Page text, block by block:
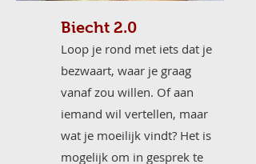
Biecht 2.0
Loop je rond met iets dat je
bezwaart, waar je graag
vanaf zou willen. Of aan
iemand wil vertellen, maar
wat je moeilijk vindt? Het is
mogelijk om in gesprek te